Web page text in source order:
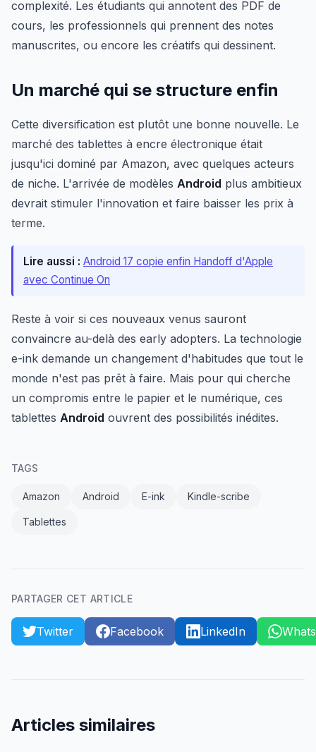
complexité. Les étudiants qui annotent des PDF de
cours, les professionnels qui prennent des notes
manuscrites, ou encore les créatifs qui dessinent.
Un marché qui se structure enfin
Cette diversification est plutôt une bonne nouvelle. Le
marché des tablettes à encre électronique était
jusqu'ici dominé par Amazon, avec quelques acteurs
de niche. L'arrivée de modèles Android plus ambitieux
devrait stimuler l'innovation et faire baisser les prix à
terme.
Lire aussi : Android 17 copie enfin Handoff d'Apple
avec Continue On
Reste à voir si ces nouveaux venus sauront
convaincre au-delà des early adopters. La technologie
e-ink demande un changement d'habitudes que tout le
monde n'est pas prêt à faire. Mais pour qui cherche
un compromis entre le papier et le numérique, ces
tablettes Android ouvrent des possibilités inédites.
TAGS
Amazon Android E-ink Kindle-scribe
Tablettes
PARTAGER CET ARTICLE
Twitter Facebook LinkedIn
Articles similaires